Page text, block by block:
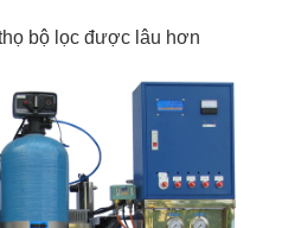
bộ lọc được lâu hơn